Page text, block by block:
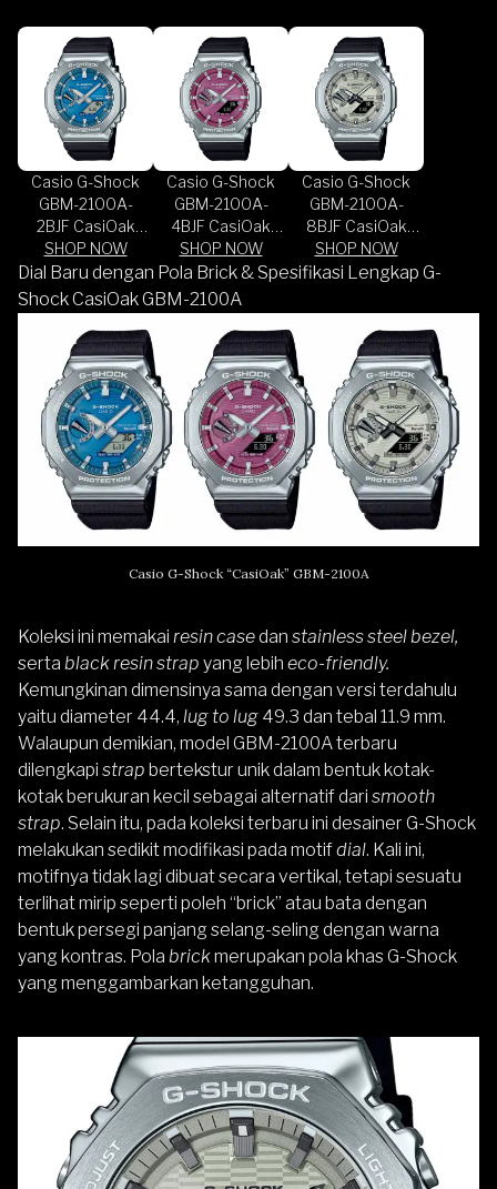
Casio G-Shock
GBM-2100A-
2BJF CasiOak
Metal Covered
Bluetooth Blue
Dial Resin Band
(JDM)
SHOP NOW
Casio G-Shock
GBM-2100A-
4BJF CasiOak
Metal Covered
Bluetooth Red
Dial Resin Band
(JDM)
SHOP NOW
Casio G-Shock
GBM-2100A-
8BJF CasiOak
Metal Covered
Bluetooth Grey
(JDM)
SHOP NOW
Dial Baru dengan Pola Brick & Spesifikasi Lengkap G-
Shock CasiOak GBM-2100A
Casio G-Shock “CasiOak” GBM-2100A
Koleksi ini memakai resin casedan stainless steel bezel,
serta black resin strap yang lebih eco-friendly.
Kemungkinan dimensinya sama dengan versi terdahulu
yaitu diameter 44.4, lug to lug 49.3 dan tebal 11.9 mm.
Walaupun demikian, model GBM-2100A terbaru
dilengkapi strap bertekstur unik dalam bentuk kotak-
kotak berukuran kecil sebagai alternatif dari smooth
strap. Selain itu, pada koleksi terbaru ini desainer G-Shock
melakukan sedikit modifikasi pada motifdial. Kali ini,
motifnya tidak lagi dibuat secara vertikal, tetapi sesuatu
terlihat mirip seperti poleh “brick” atau bata dengan
bentuk persegi panjang selang-seling dengan warna
yang kontras. Pola brickmerupakan pola khas G-Shock
yang menggambarkan ketangguhan.